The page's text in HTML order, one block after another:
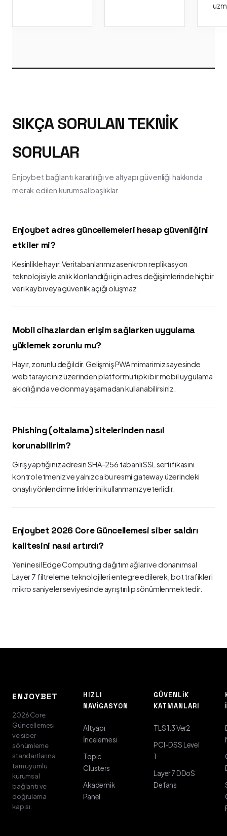
SIKÇA SORULAN TEKNIK
SORULAR
Enjoybet bağlantı kararlılığı ve altyapı güvenliği hakkında
merak edilen kurumsal başlıklar.
Enjoybet adres güncellemeleri hesap güvenliğini
etkiler mi?
Kesinlikle hayır. Veritabanlarımız asenkron replikasyon
teknolojisiyle anlık klonlandığı için adres değişimlerinde hiçbir
veri kaybı veya güvenlik açığı oluşmaz.
Mobil cihazlardan erişim sağlarken uygulama
yüklemek zorunlu mu?
Hayır, zorunlu değildir. Gelişmiş PWA mimarimiz sayesinde
web tarayıcınız üzerinden platformu tıpkı bir mobil uygulama
akıcılığında ve donma yaşamadan kullanabilirsiniz.
Phishing (oltalama) sitelerinden nasıl
korunabilirim?
Giriş yaptığınız adresin SHA-256 tabanlı SSL sertifikasını
kontrol etmeniz ve yalnızca bu resmi gateway üzerindeki
onaylı yönlendirme linklerini kullanmanız yeterlidir.
Enjoybet 2026 Core Güncellemesi siber saldırı
kalitesini nasıl artırdı?
Yeni nesil Edge Computing dağıtım ağları ve donanımsal
Layer 7 filtreleme teknolojileri entegre edilerek, bot trafikleri
mikro saniyeler seviyesinde ayrıştırılıp sönümlenmektedir.
ENJOYBET
2026 Core
Güncellemesi
ve siber
sönümleme
standartlarına
tam uyumlu
kurumsal
bağlantı ve
doğrulama
kapısı.
HIZLI
NAVIGASYON
Altyapı
İncelemesi
Topic
Clusters
Akademik
Panel
GÜVENLIK
KATMANLARI
TLS 1.3 Ver2
PCI-DSS Level
1
Layer 7 DDoS
Defans